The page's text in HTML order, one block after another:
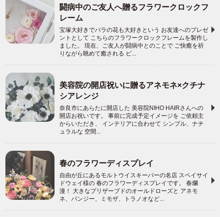
闘病中のご友人へ贈るフラワークロックフ
レーム
宝塚大好きでバラの花も大好きという お友達へのプレゼ
ントとして こちらのフラワークロックフレームを製作し
ました。 現在、ご友人が闘病中とのことで ご快癒を祈
りながら眺めて癒される ピ...
美容院の開店祝いに贈るアネモネ×クチナ
シアレンジ
奈良市にあらたに開店した 美容院NIHO HAIRさんへの
開店お祝いです。 事前に完成予定イメージを ご依頼主
からいただき、 インテリアに合わせて シンプル、ナチ
ュラルな 空間...
春のフラワーディスプレイ
自由が丘にあるモルトウイスキーバーの名店 スペイサイ
ドウェイ様の 春のフラワーディスプレイです。 春爛
漫！ 大きなプリザーブドのオールドローズと アネモ
ネ、パンジー、ミモザ、トラノオなど...